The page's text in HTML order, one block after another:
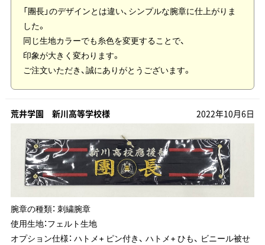
「團長」のデザインとは違い、シンプルな腕章に仕上がりま
した。
同じ生地カラーでも糸色を変更することで、
印象が大きく変わります。
ご注文いただき、誠にありがとうございます。
荒井学園 新川高等学校様 2022年10月6日
腕章の種類： 刺繍腕章
使用生地：フェルト生地
オプション仕様： ハトメ+ ピン付き、 ハトメ+ ひも、 ビニール被せ